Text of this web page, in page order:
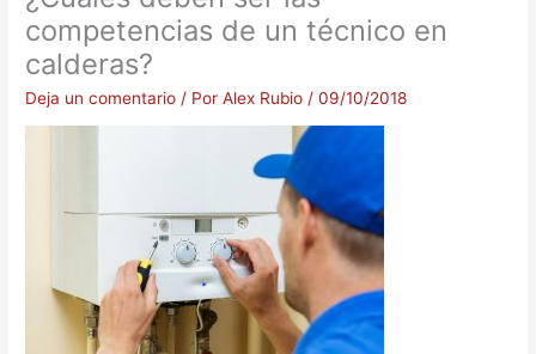
competencias de un técnico en
calderas?
Deja un comentario / PorAlex Rubio /09/10/2018